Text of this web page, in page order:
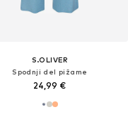
S.OLIVER
Spodnji del pižame
24,99 €